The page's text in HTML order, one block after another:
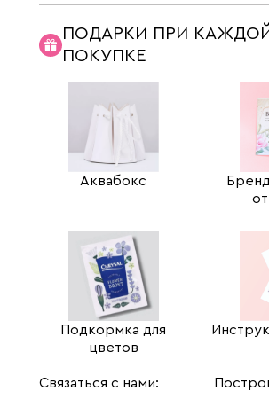
ПОДАРКИ ПРИ
ПОКУПКЕ
Аквабокс
Подкормка для
цветов
Связаться с нами: